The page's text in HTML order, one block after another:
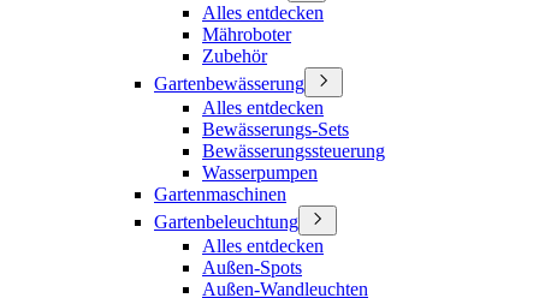
Alles entdecken
Mähroboter
Zubehör
Gartenbewässerung
Alles entdecken
Bewässerungs-Sets
Bewässerungssteuerung
Wasserpumpen
Gartenmaschinen
Gartenbeleuchtung
Alles entdecken
Außen-Spots
Außen-Wandleuchten